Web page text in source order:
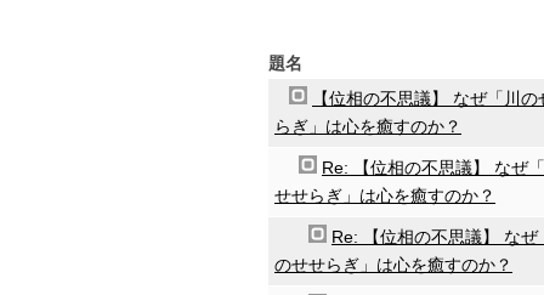
題名
【位相の不思議】 なぜ「川の
らぎ」は心を癒すのか？
Re: 【位相の不思議】 なぜ
せせらぎ」は心を癒すのか？
Re: 【位相の不思議】 なぜ
のせせらぎ」は心を癒すのか？